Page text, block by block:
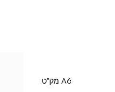
מק"ט:
מק"ט
A6
A6